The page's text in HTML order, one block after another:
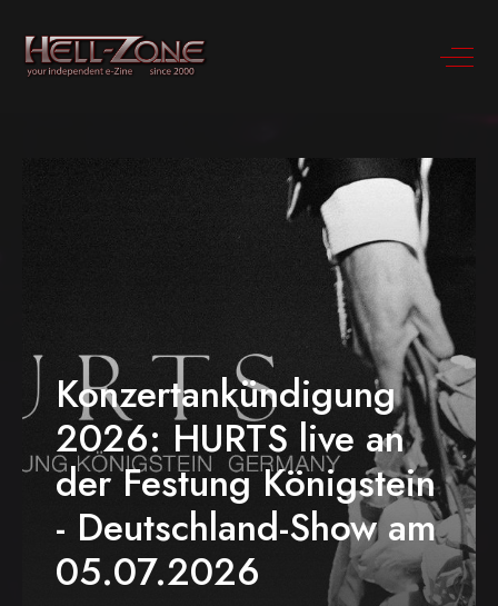
Konzertankündigung
2026: HURTS live an
der Festung Königstein
- Deutschland-Show am
05.07.2026